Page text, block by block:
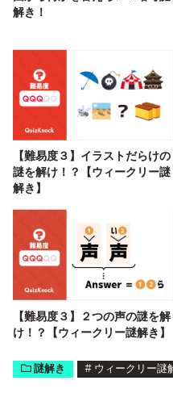
解き！
【難易度３】イラストだらけの
謎を解け！？【ウィークリー謎
解き】
【難易度３】２つの声の謎を解
け！？【ウィークリー謎解き】
謎解き # ウィークリー謎